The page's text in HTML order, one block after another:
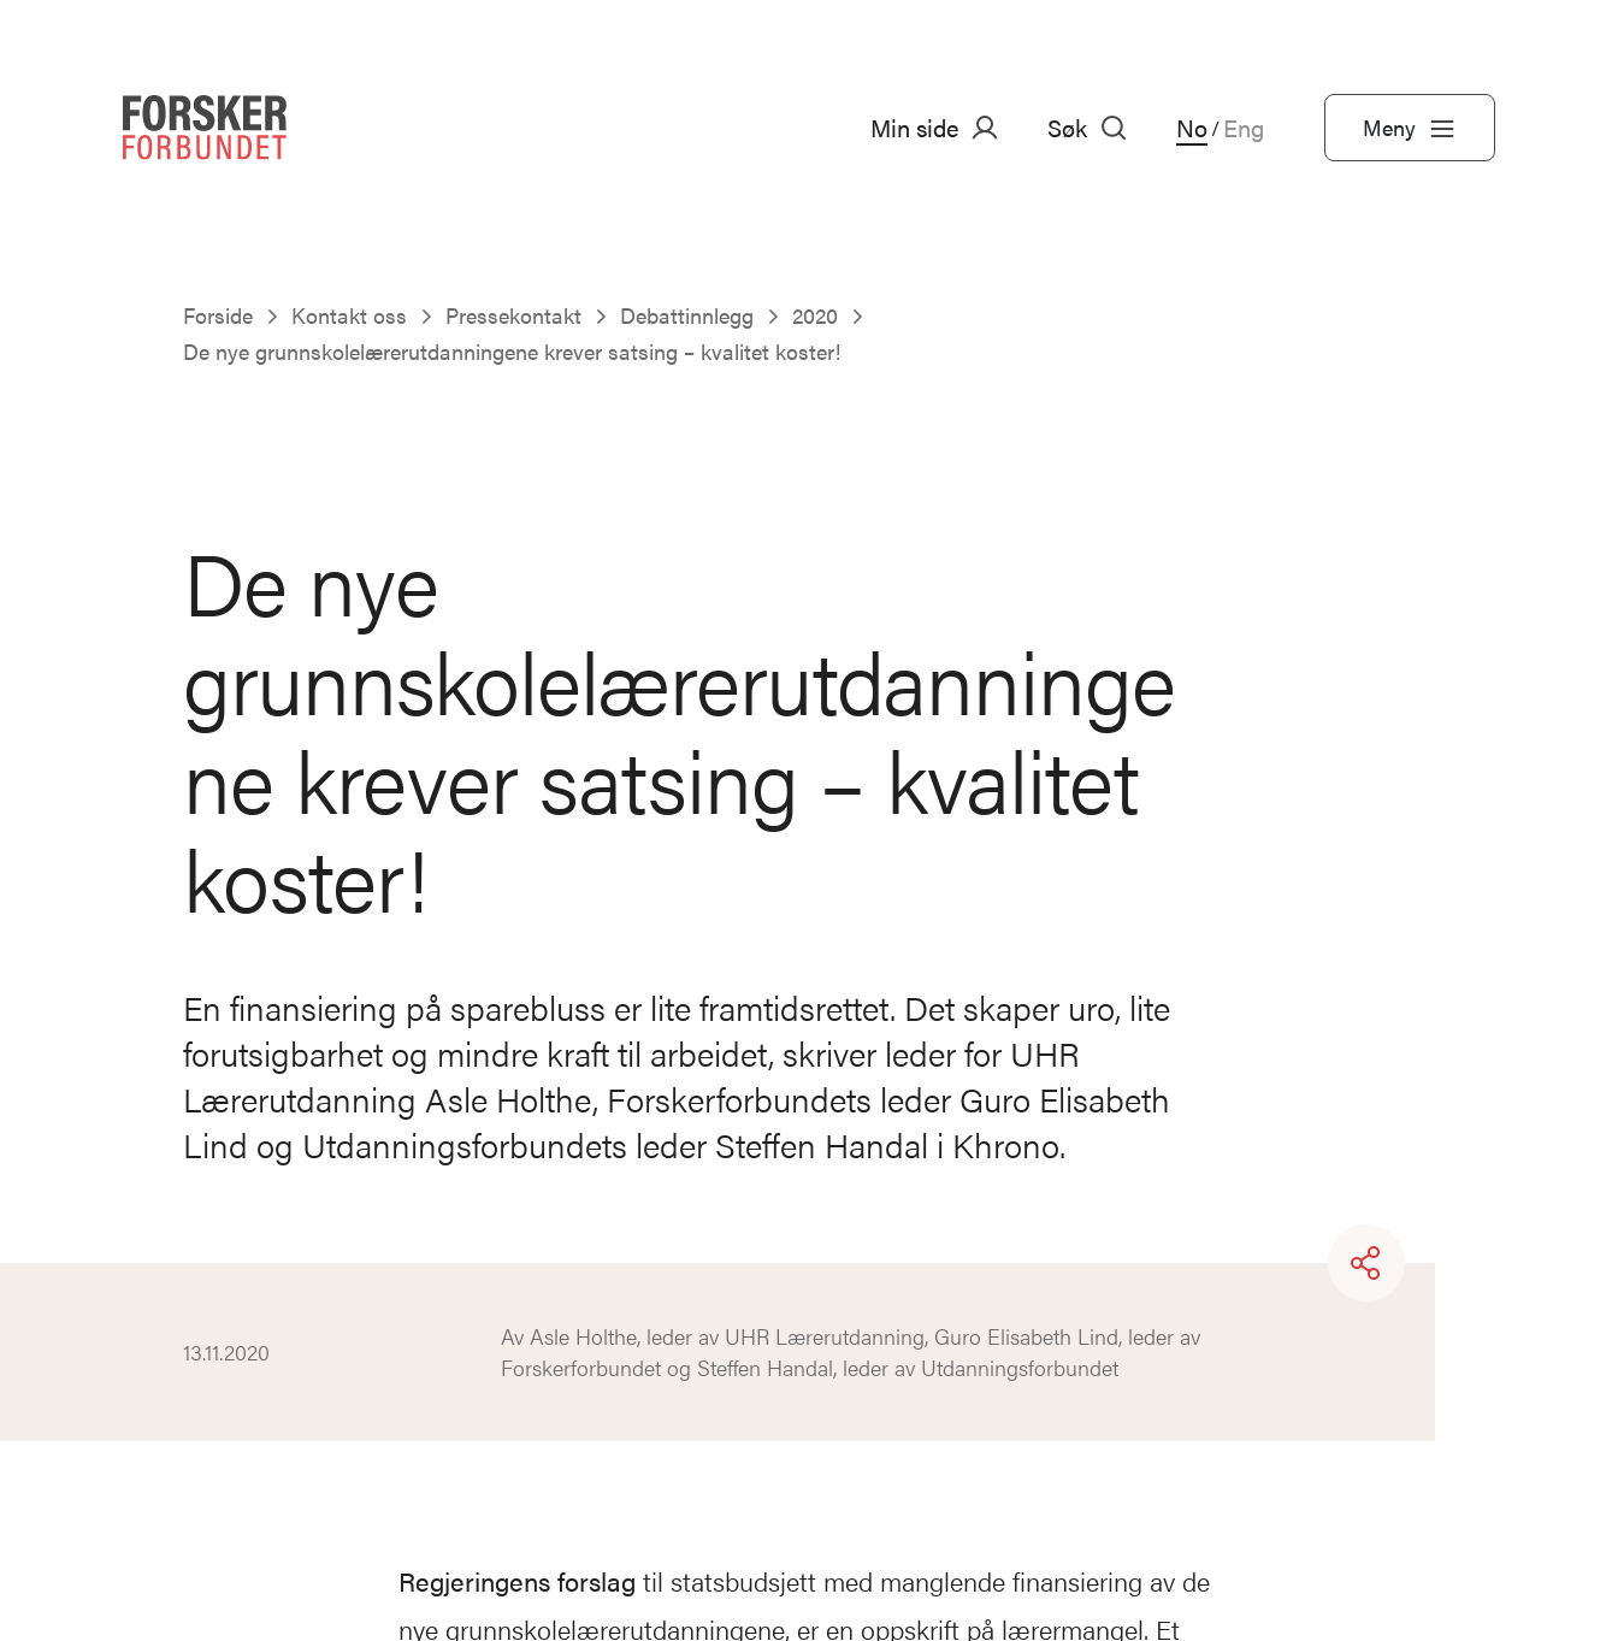
Min side Søk No/ Eng Meny
Forside Kontakt oss Pressekontakt Debattinnlegg
2020
De nye grunnskolelærerutdanningene krever satsing – kvalitet koster!
De nye
grunnskolelærerutdanninge
ne krever satsing – kvalitet
koster!
En finansiering på sparebluss er lite framtidsrettet. Det skaper uro, lite
forutsigbarhet og mindre kraft til arbeidet, skriver leder for UHR
Lærerutdanning Asle Holthe, Forskerforbundets leder Guro Elisabeth
Lind og Utdanningsforbundets leder Steffen Handal i Khrono.
13.11.2020
Av Asle Holthe, leder av UHR Lærerutdanning, Guro Elisabeth Lind, leder av
Forskerforbundet og Steffen Handal, leder av Utdanningsforbundet
Regjeringens forslag til statsbudsjett med manglende finansiering av de
nye grunnskolelærerutdanningene, er en oppskrift på lærermangel. Et